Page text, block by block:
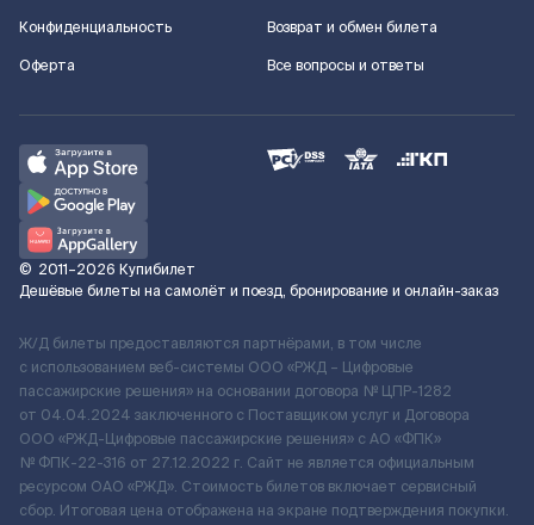
Конфиденциальность
Оферта
Возврат и обмен билета
Все вопросы и ответы
© 2011–2026 Купибилет
Дешёвые билеты на самолёт и поезд, бронирование и онлайн-заказ
Ж/Д билеты предоставляются партнёрами, в том числе
с использованием веб-системы ООО «РЖД – Цифровые
пассажирские решения» на основании договора № ЦПР-1282
от 04.04.2024 заключенного с Поставщиком услуг и Договора
ООО «РЖД-Цифровые пассажирские решения» c АО «ФПК»
№ ФПК-22-316 от 27.12.2022 г. Сайт не является официальным
ресурсом ОАО «РЖД». Стоимость билетов включает сервисный
сбор. Итоговая цена отображена на экране подтверждения покупки.